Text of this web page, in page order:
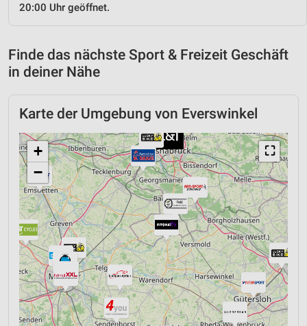
20:00 Uhr geöffnet.
Finde das nächste Sport & Freizeit Geschäft
in deiner Nähe
Karte der Umgebung von Everswinkel
⛶
+
−